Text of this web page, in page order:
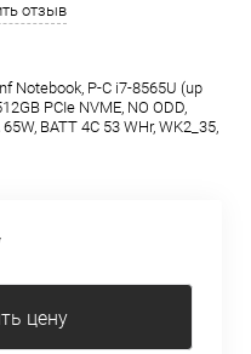
отзыв
Notebook, P-C i7-8565U (up
PCIe NVME, NO ODD,
BATT 4C 53 WHr, WK2_35,
цену